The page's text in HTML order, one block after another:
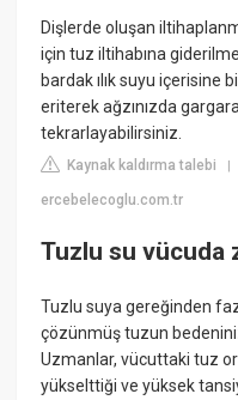
Dişlerde oluşan
için tuz iltihabına
bardak ılık suyu içerisine
eriterek ağzınızda
tekrarlayabilirsiniz.
Kaynak kaldırma talebi
ercebelecoglu.com.tr
Tuzlu su vücuda
Tuzlu suya gereğinden
çözünmüş tuzun
Uzmanlar, vücuttaki tuz
yükselttiği ve yüksek